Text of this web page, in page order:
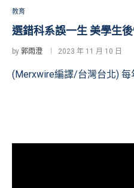
教育
選錯科系誤一生 美學生
by 郭雨澄 2023 年 11 月 10 日
(Merxwire編譯/台灣台北)